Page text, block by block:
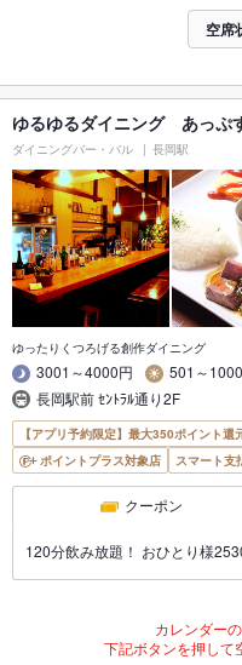
空席
ゆるゆるダイニング あっぷ
ダイニングバー・バル 長岡駅
ゆったりくつろげる創作ダイニング
3001～4000円
501～
長岡駅前 ｾﾝﾄﾗﾙ通り2F
【アプリ予約限定】最大350ポイント還
ポイントプラス対象店
スマート支
クーポン
120分飲み放題！ おひとり様
カレンダー
下記ボタンを押して